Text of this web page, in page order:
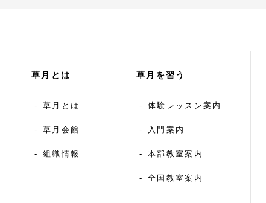
草月とは
草月とは
草月会館
組織情報
草月を習う
体験レッスン案内
入門案内
本部教室案内
全国教室案内